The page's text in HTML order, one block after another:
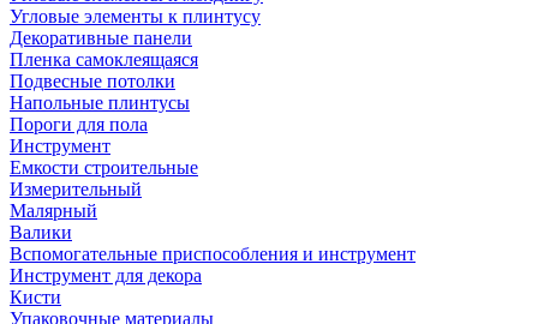
Угловые элементы к плинтусу
Декоративные панели
Пленка самоклеящаяся
Подвесные потолки
Напольные плинтусы
Пороги для пола
Инструмент
Емкости строительные
Измерительный
Малярный
Валики
Вспомогательные приспособления и инструмент
Инструмент для декора
Кисти
Упаковочные материалы